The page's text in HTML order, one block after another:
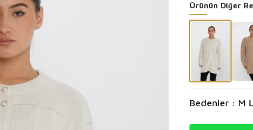
Ürünün Diğer
Bedenler : M